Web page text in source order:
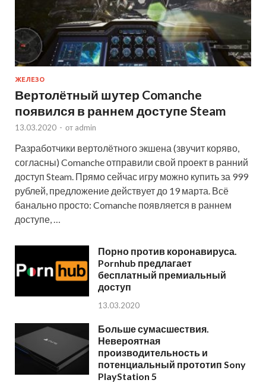
ЖЕЛЕЗО
Вертолётный шутер Comanche
появился в раннем доступе Steam
13.03.2020 - от admin
Разработчики вертолётного экшена (звучит коряво,
согласны) Comanche отправили свой проект в ранний
доступ Steam. Прямо сейчас игру можно купить за 999
рублей, предложение действует до 19 марта. Всё
банально просто: Comanche появляется в раннем
доступе, …
Порно против коронавируса.
Pornhub предлагает
бесплатный премиальный
доступ
13.03.2020
Больше сумасшествия.
Невероятная
производительность и
потенциальный прототип Sony
PlayStation 5